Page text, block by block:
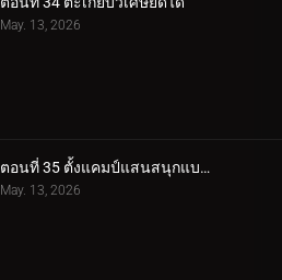
May. 13, 2026
ตอนที่ 35 ตั้งแคมป์แสนสนุกแบบศตวรรษที่ 22
May. 13, 2026